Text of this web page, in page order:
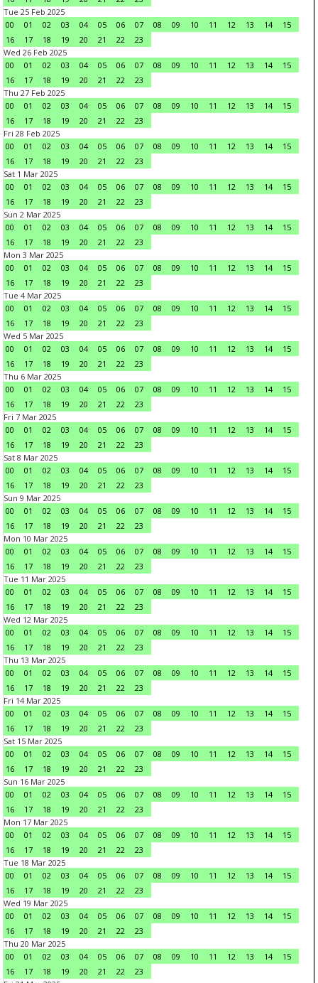
Tue 25 Feb 2025
00
01 02 03 04 05 06 07 08 09 10 11 12 13 14
15
16
17 18 19 20 21 22
23
Wed 26 Feb 2025
00
01 02 03 04 05 06 07 08 09 10 11 12 13 14
15
16
17 18 19 20 21 22
23
Thu 27 Feb 2025
00
01 02 03 04 05 06 07 08 09 10 11 12 13 14
15
16
17 18 19 20 21 22
23
Fri 28 Feb 2025
00
01 02 03 04 05 06 07 08 09 10 11 12 13 14
15
16
17 18 19 20 21 22
23
Sat 1 Mar 2025
00
01 02 03 04 05 06 07 08 09 10 11 12 13 14
15
16
17 18 19 20 21 22
23
Sun 2 Mar 2025
00
01 02 03 04 05 06 07 08 09 10 11 12 13 14
15
16
17 18 19 20 21 22
23
Mon 3 Mar 2025
00
01 02 03 04 05 06 07 08 09 10 11 12 13 14
15
16
17 18 19 20 21 22
23
Tue 4 Mar 2025
00
01 02 03 04 05 06 07 08 09 10 11 12 13 14
15
16
17 18 19 20 21 22
23
Wed 5 Mar 2025
00
01 02 03 04 05 06 07 08 09 10 11 12 13 14
15
16
17 18 19 20 21 22
23
Thu 6 Mar 2025
00
01 02 03 04 05 06 07 08 09 10 11 12 13 14
15
16
17 18 19 20 21 22
23
Fri 7 Mar 2025
00
01 02 03 04 05 06 07 08 09 10 11 12 13 14
15
16
17 18 19 20 21 22
23
Sat 8 Mar 2025
00
01 02 03 04 05 06 07 08 09 10 11 12 13 14
15
16
17 18 19 20 21 22
23
Sun 9 Mar 2025
00
01 02 03 04 05 06 07 08 09 10 11 12 13 14
15
16
17 18 19 20 21 22
23
Mon 10 Mar 2025
00
01 02 03 04 05 06 07 08 09 10 11 12 13 14
15
16
17 18 19 20 21 22
23
Tue 11 Mar 2025
00
01 02 03 04 05 06 07 08 09 10 11 12 13 14
15
16
17 18 19 20 21 22
23
Wed 12 Mar 2025
00
01 02 03 04 05 06 07 08 09 10 11 12 13 14
15
16
17 18 19 20 21 22
23
Thu 13 Mar 2025
00
01 02 03 04 05 06 07 08 09 10 11 12 13 14
15
16
17 18 19 20 21 22
23
Fri 14 Mar 2025
00
01 02 03 04 05 06 07 08 09 10 11 12 13 14
15
16
17 18 19 20 21 22
23
Sat 15 Mar 2025
00
01 02 03 04 05 06 07 08 09 10 11 12 13 14
15
16
17 18 19 20 21 22
23
Sun 16 Mar 2025
00
01 02 03 04 05 06 07 08 09 10 11 12 13 14
15
16
17 18 19 20 21 22
23
Mon 17 Mar 2025
00
01 02 03 04 05 06 07 08 09 10 11 12 13 14
15
16
17 18 19 20 21 22
23
Tue 18 Mar 2025
00
01 02 03 04 05 06 07 08 09 10 11 12 13 14
15
16
17 18 19 20 21 22
23
Wed 19 Mar 2025
00
01 02 03 04 05 06 07 08 09 10 11 12 13 14
15
16
17 18 19 20 21 22
23
Thu 20 Mar 2025
00
01 02 03 04 05 06 07 08 09 10 11 12 13 14
15
16
17 18 19 20 21 22
23